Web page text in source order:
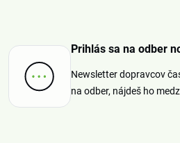
Prihlás sa na odber
Newsletter dopravcov
na odber, nájdeš ho